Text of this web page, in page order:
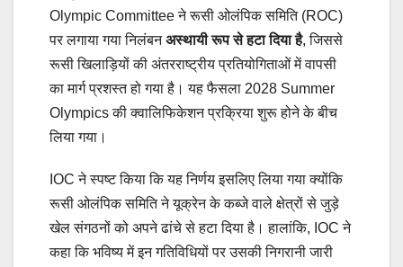
Olympic Committee ने रूसी ओलंपिक समिति (ROC)
पर लगाया गया निलंबनअस्थायी रूप से हटा दिया है, जिससे
रूसी खिलाड़ियों की अंतरराष्ट्रीय प्रतियोगिताओं में वापसी
का मार्ग प्रशस्त हो गया है। यह फैसला 2028 Summer
Olympics की क्वालिफिकेशन प्रक्रिया शुरू होने के बीच
लिया गया।
IOC ने स्पष्ट किया कि यह निर्णय इसलिए लिया गया क्योंकि
रूसी ओलंपिक समिति ने यूक्रेन के कब्जे वाले क्षेत्रों से जुड़े
खेल संगठनों को अपने ढांचे से हटा दिया है। हालांकि, IOC ने
कहा कि भविष्य में इन गतिविधियों पर उसकी निगरानी जारी